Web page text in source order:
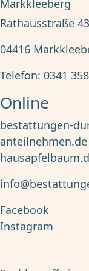
Markkleeberg
Rathausstraße 43
04416
Telefon: 0341
Online
bestattungen-
anteilnehmen.de
Facebook
Instagram